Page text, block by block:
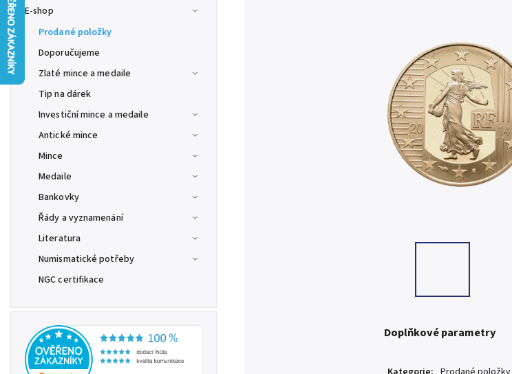
E-shop
Prodané položky
Doporučujeme
Zlaté mince a medaile
Tip na dárek
Investiční mince a medaile
Antické mince
Mince
Medaile
Bankovky
Řády a vyznamenání
Literatura
Numismatické potřeby
NGC certifikace
Doplňkové parametry